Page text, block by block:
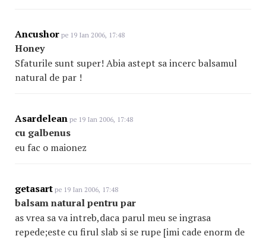
Ancushor pe 19 Ian 2006, 17:48
Honey
Sfaturile sunt super! Abia astept sa incerc balsamul
natural de par !
Asardelean pe 19 Ian 2006, 17:48
cu galbenus
eu fac o maionez
getasart pe 19 Ian 2006, 17:48
balsam natural pentru par
as vrea sa va intreb,daca parul meu se ingrasa
repede;este cu firul slab si se rupe [imi cade enorm de